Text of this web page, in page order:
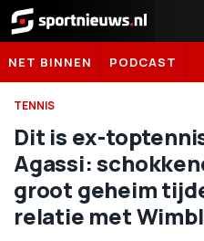
Sportnieuws.nl
NET BINNEN PODCAST
TENNIS
Dit is ex-
Agassi:
groot geheim
relatie met